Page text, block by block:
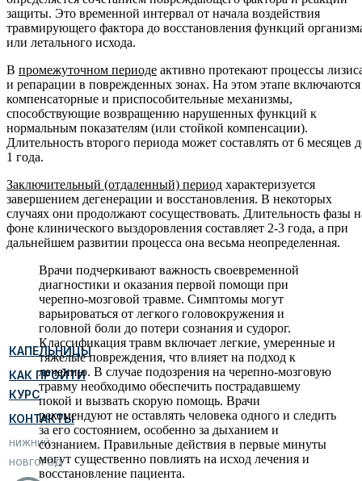
КАПЕЛЬНИЦЫ
КАК ПРОЙТИ
КУРС
КОНТАКТЫ
НИЖНИЙ
НОВГОРОД
защиты. Это временной интервал от начала воздействия
травмирующего фактора до восстановления функций
или летального исхода.
В промежуточном периоде активно протекают процессы
и репарации в поврежденных зонах. На этом этапе включаются
компенсаторные и приспособительные механизмы,
способствующие возвращению нарушенных функций к
нормальным показателям (или стойкой компенсации).
Длительность второго периода может составлять от 6 месяцев
1 года.
Заключительный (отдаленный) период характеризуется
завершением дегенерации и восстановления. В некоторых
случаях они продолжают сосуществовать. Длительность фазы
фоне клинического выздоровления составляет 2-3 года, а при
дальнейшем развитии процесса она весьма неопределенная.
Врачи подчеркивают важность своевременной
диагностики и оказания первой помощи при
черепно-мозговой травме. Симптомы могут
варьироваться от легкого головокружения и
головной боли до потери сознания и судорог.
Классификация травм включает легкие, умеренные и
тяжелые повреждения, что влияет на подход к
лечению. В случае подозрения на черепно-мозговую
травму необходимо обеспечить пострадавшему
покой и вызвать скорую помощь. Врачи
рекомендуют не оставлять человека одного и следить
за его состоянием, особенно за дыханием и
сознанием. Правильные действия в первые минуты
могут существенно повлиять на исход лечения и
восстановление пациента.